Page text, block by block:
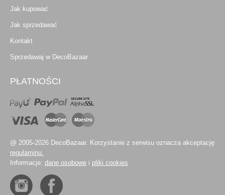
Jak kupować
Jak sprzedawać
Kontakt
Sprzedawaj w DecoBazaar
PŁATNOŚCI
@ 2005-2026 DecoBazaar. Korzystanie z serwisu oznacza akceptację
regulaminu.
Informacje: dane osobowe i pliki cookies